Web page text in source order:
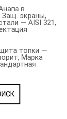
в
экраны,
— AISI 321,
топки —
Марка